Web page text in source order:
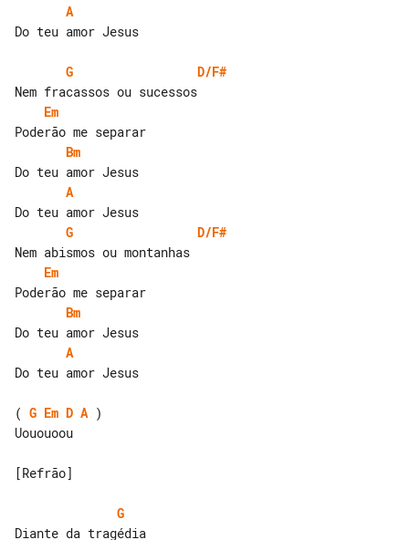
A
Do teu amor Jesus
G
D/F#
Em
Bm
A
G
D/F#
Em
Bm
A
Do teu amor Jesus
( G Em D A )
Uououoou
[Refrão]
G